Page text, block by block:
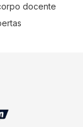
docente